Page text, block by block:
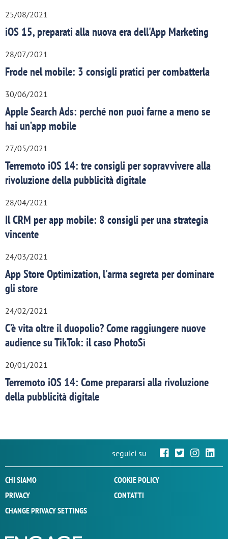
25/08/2021
iOS 15, preparati alla nuova era dell'App Marketing
28/07/2021
Frode nel mobile: 3 consigli pratici per combatterla
30/06/2021
Apple Search Ads: perché non puoi farne a meno se
hai un’app mobile
27/05/2021
Terremoto iOS 14: tre consigli per sopravvivere alla
rivoluzione della pubblicità digitale
28/04/2021
Il CRM per app mobile: 8 consigli per una strategia
vincente
24/03/2021
App Store Optimization, l'arma segreta per dominare
gli store
24/02/2021
C’è vita oltre il duopolio? Come raggiungere nuove
audience su TikTok: il caso PhotoSì
20/01/2021
Terremoto iOS 14: Come prepararsi alla rivoluzione
della pubblicità digitale
seguici su
CHI SIAMO
COOKIE POLICY
PRIVACY
CONTATTI
CHANGE PRIVACY SETTINGS